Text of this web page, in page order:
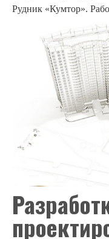
Вакансии
Образцы заявлений
Образец калькуляций
Необходимые документы
Прикрепить заявление
МЕЖДУНАРОДНОЕ СОТРУДНИЧЕСТВО
ЛАБОРАТОРИЯ
Рудник «Кумтор».